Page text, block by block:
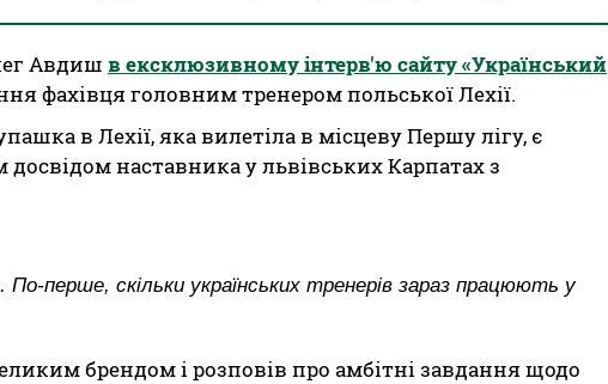
Авдиш в ексклюзивному інтерв'ю сайту «Український
фахівця головним тренером польської Лехії.
в Лехії, яка вилетіла в місцеву Першу лігу, є
наставника у львівських Карпатах з
перше, скільки українських тренерів зараз працюють у
брендом і розповів про амбітні завдання щодо